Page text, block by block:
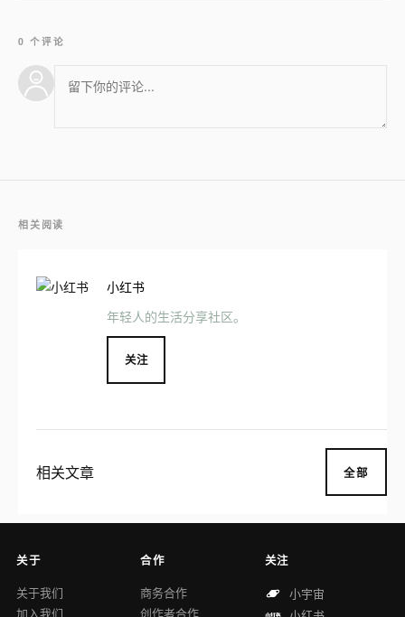
0 个评论
相关阅读
小红书
年轻人的生活分享社区。
关注
相关文章 全部
关于
关于我们
加入我们
合作
商务合作
创作者合作
关注
小宇宙